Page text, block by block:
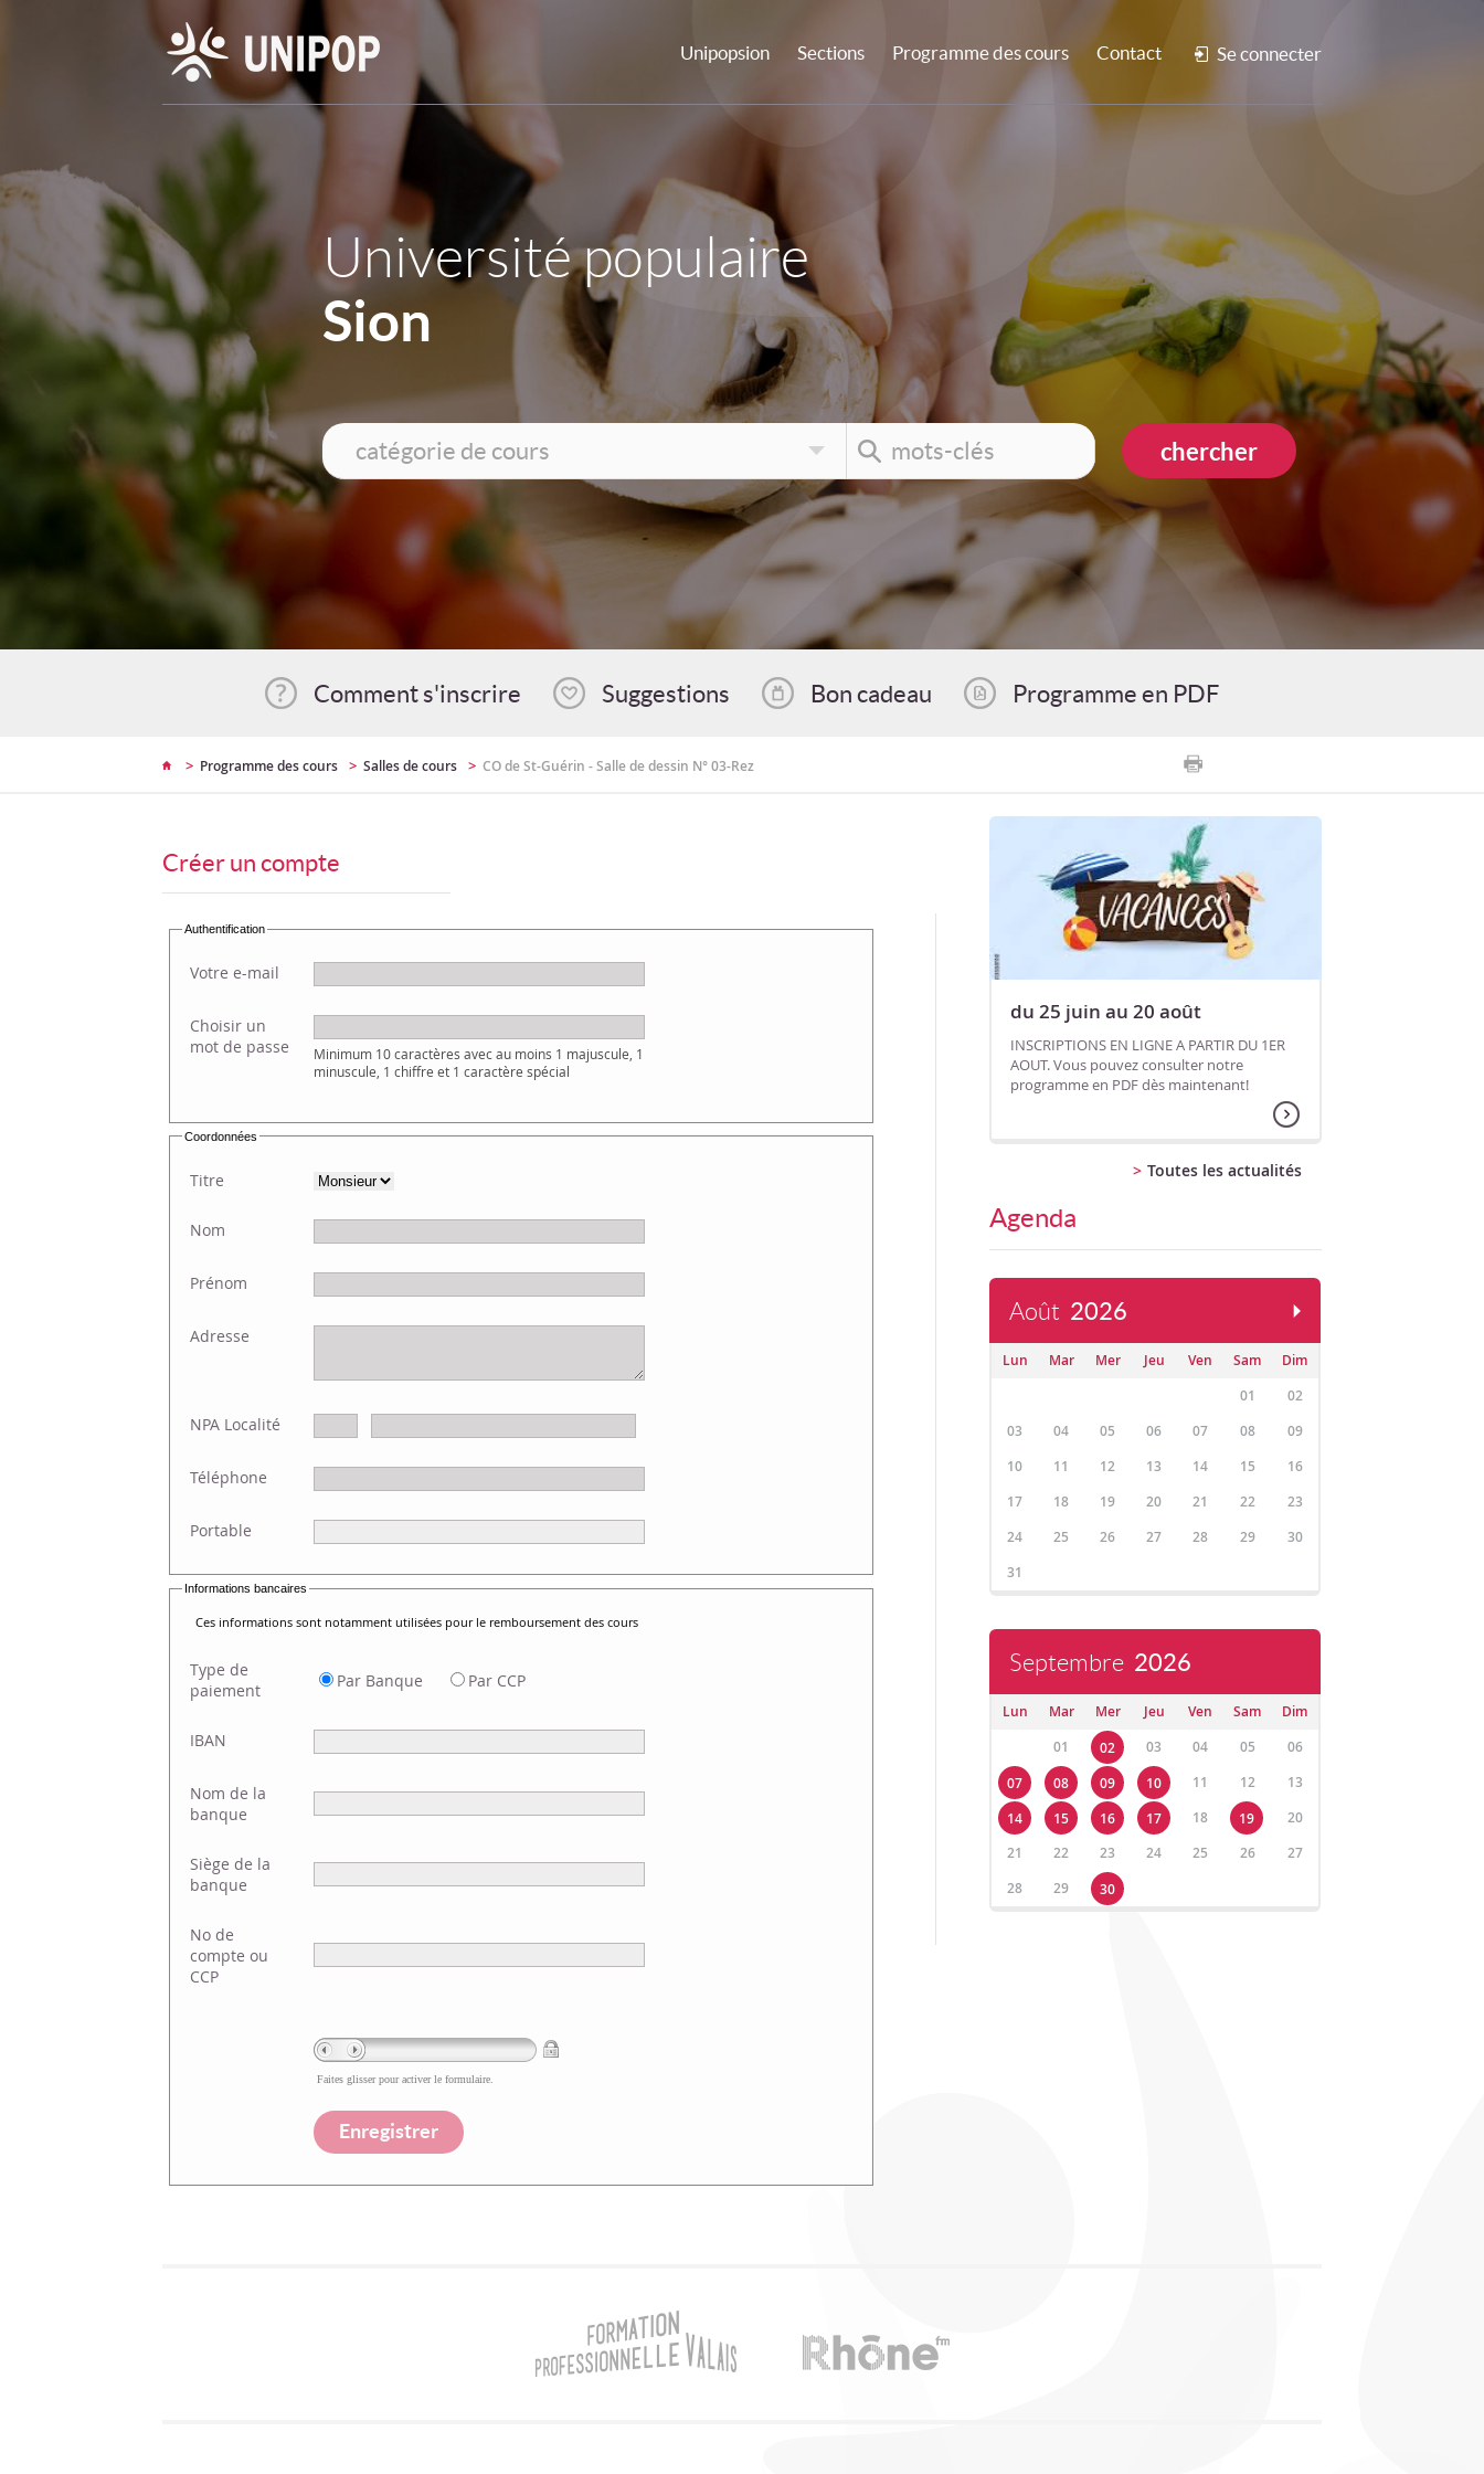
Unipopsion Sections Programme des cours Contact Se connecter
Université populaire
Sion
Comment s'inscrire Suggestions Bon cadeau Programme en PDF
> Programme des cours > Salles de cours > CO de St-Guérin - Salle de dessin N° 03-Rez
Créer un compte
Authentification
Votre e-mail
Choisir un
mot de passe
Minimum 10 caractères avec au moins 1 majuscule, 1
minuscule, 1 chiffre et 1 caractère spécial
Coordonnées
Titre
Nom
Prénom
Adresse
NPA Localité
Téléphone
Portable
Informations bancaires
Ces informations sont notamment utilisées pour le remboursement des cours
Type de
paiement
Par Banque Par CCP
IBAN
Nom de la
banque
Siège de la
banque
No de
compte ou
CCP
Faites glisser pour activer le formulaire.
du 25 juin au 20 août
INSCRIPTIONS EN LIGNE A PARTIR DU 1ER
AOUT. Vous pouvez consulter notre
programme en PDF dès maintenant!
Toutes les actualités
Agenda
Août 2026
Lun Mar Mer Jeu Ven Sam
Dim
01
02
03
04 05 06 07 08
09
10
11 12 13 14 15
16
17
18 19 20 21 22
23
24
25 26 27 28 29
30
31
Septembre 2026
Lun Mar Mer Jeu Ven Sam
Dim
01
02 03 04 05
06
07
08 09 10 11 12
13
14
15 16 17 18 19
20
21
22 23 24 25 26
27
28
29 30